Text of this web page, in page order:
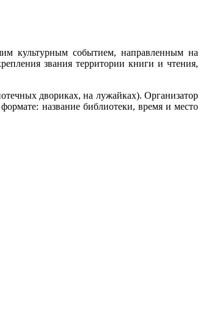
культурным событием, направленным на
звания территории книги и чтения,
двориках, на лужайках). Организатор
название библиотеки, время и место